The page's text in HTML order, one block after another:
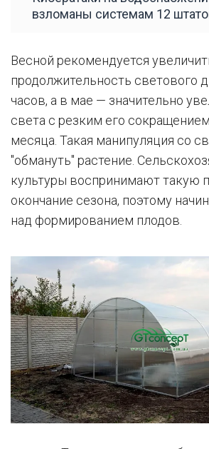
взломаны системам 12
Весной рекомендуется
продолжительность светового
часов, а в мае — значительно
света с резким его
месяца. Такая манипуляция со
"обмануть" растение.
культуры воспринимают такую
окончание сезона, поэтому
над формированием плодов.